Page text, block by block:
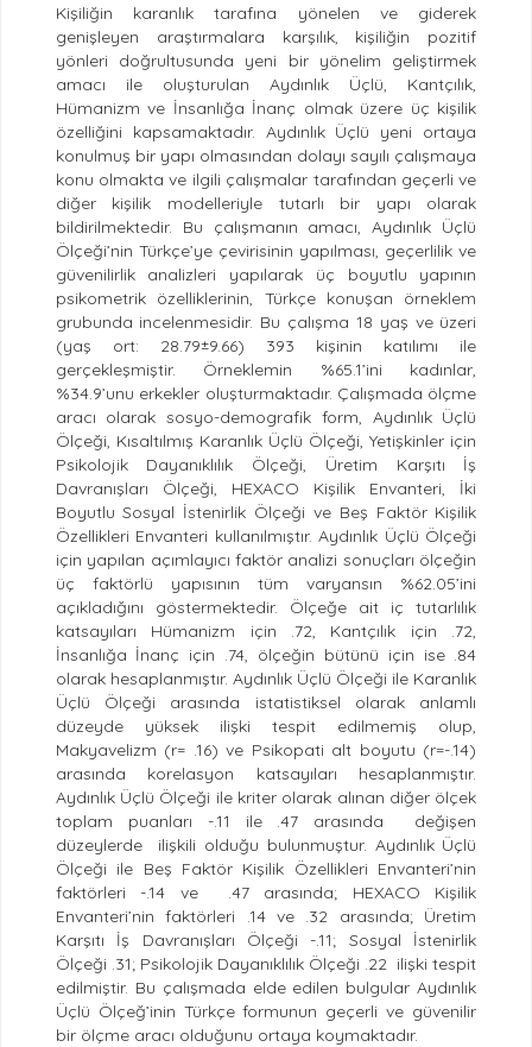
Kişiliğin karanlık tarafına yönelen ve giderek
genişleyen araştırmalara karşılık, kişiliğin pozitif
yönleri doğrultusunda yeni bir yönelim geliştirmek
amacı ile oluşturulan Aydınlık Üçlü, Kantçılık,
Hümanizm ve İnsanlığa İnanç olmak üzere üç kişilik
özelliğini kapsamaktadır. Aydınlık Üçlü yeni ortaya
konulmuş bir yapı olmasından dolayı sayılı çalışmaya
konu olmakta ve ilgili çalışmalar tarafından geçerli ve
diğer kişilik modelleriyle tutarlı bir yapı olarak
bildirilmektedir. Bu çalışmanın amacı, Aydınlık Üçlü
Ölçeği’nin Türkçe’ye çevirisinin yapılması, geçerlilik ve
güvenilirlik analizleri yapılarak üç boyutlu yapının
psikometrik özelliklerinin, Türkçe konuşan örneklem
grubunda incelenmesidir. Bu çalışma 18 yaş ve üzeri
(yaş ort: 28.79±9.66) 393 kişinin katılımı ile
gerçekleşmiştir. Örneklemin %65.1’ini kadınlar,
%34.9’unu erkekler oluşturmaktadır. Çalışmada ölçme
aracı olarak sosyo-demografik form, Aydınlık Üçlü
Ölçeği, Kısaltılmış Karanlık Üçlü Ölçeği, Yetişkinler için
Psikolojik Dayanıklılık Ölçeği, Üretim Karşıtı İş
Davranışları Ölçeği, HEXACO Kişilik Envanteri, İki
Boyutlu Sosyal İstenirlik Ölçeği ve Beş Faktör Kişilik
Özellikleri Envanteri kullanılmıştır. Aydınlık Üçlü Ölçeği
için yapılan açımlayıcı faktör analizi sonuçları ölçeğin
üç faktörlü yapısının tüm varyansın %62.05’ini
açıkladığını göstermektedir. Ölçeğe ait iç tutarlılık
katsayıları Hümanizm için .72, Kantçılık için .72,
İnsanlığa İnanç için .74, ölçeğin bütünü için ise .84
olarak hesaplanmıştır. Aydınlık Üçlü Ölçeği ile Karanlık
Üçlü Ölçeği arasında istatistiksel olarak anlamlı
düzeyde yüksek ilişki tespit edilmemiş olup,
Makyavelizm (r= .16) ve Psikopati alt boyutu (r=-.14)
arasında korelasyon katsayıları hesaplanmıştır.
Aydınlık Üçlü Ölçeği ile kriter olarak alınan diğer ölçek
toplam puanları -.11 ile .47 arasında değişen
düzeylerde ilişkili olduğu bulunmuştur. Aydınlık Üçlü
Ölçeği ile Beş Faktör Kişilik Özellikleri Envanteri’nin
faktörleri -.14 ve .47 arasında; HEXACO Kişilik
Envanteri’nin faktörleri .14 ve .32 arasında; Üretim
Karşıtı İş Davranışları Ölçeği -.11; Sosyal İstenirlik
Ölçeği .31; Psikolojik Dayanıklılık Ölçeği .22 ilişki tespit
edilmiştir. Bu çalışmada elde edilen bulgular Aydınlık
Üçlü Ölçeğ’inin Türkçe formunun geçerli ve güvenilir
bir ölçme aracı olduğunu ortaya koymaktadır.